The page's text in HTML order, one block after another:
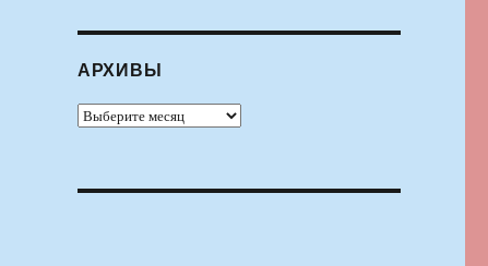
АРХИВЫ
Архивы